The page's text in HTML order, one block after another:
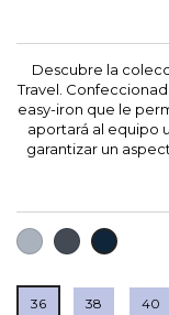
Descubre la
Travel.
easy-iron que le
aportará al equipo
garantizar un
GRIS NEGROMARINO
36 38 40